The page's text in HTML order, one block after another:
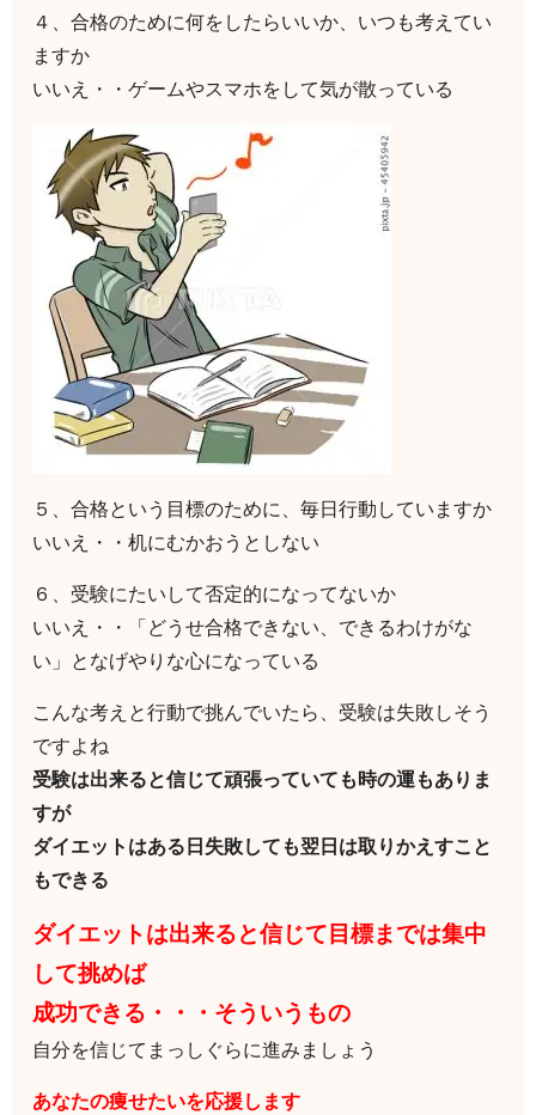
４、合格のために何をしたらいいか、いつも考えてい
ますか
いいえ・・ゲームやスマホをして気が散っている
５、合格という目標のために、毎日行動していますか
いいえ・・机にむかおうとしない
６、受験にたいして否定的になってないか
いいえ・・「どうせ合格できない、できるわけがな
い」となげやりな心になっている
こんな考えと行動で挑んでいたら、受験は失敗しそう
ですよね
受験は出来ると信じて頑張っていても時の運もありま
すが
ダイエットはある日失敗しても翌日は取りかえすこと
もできる
ダイエットは出来ると信じて目標までは集中
して挑めば
成功できる・・・そういうもの
自分を信じてまっしぐらに進みましょう
あなたの痩せたいを応援します